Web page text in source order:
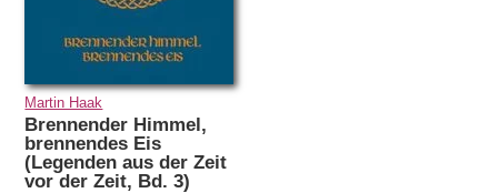
Martin Haak
Brennender Himmel,
brennendes Eis
(Legenden aus der Zeit
vor der Zeit, Bd. 3)